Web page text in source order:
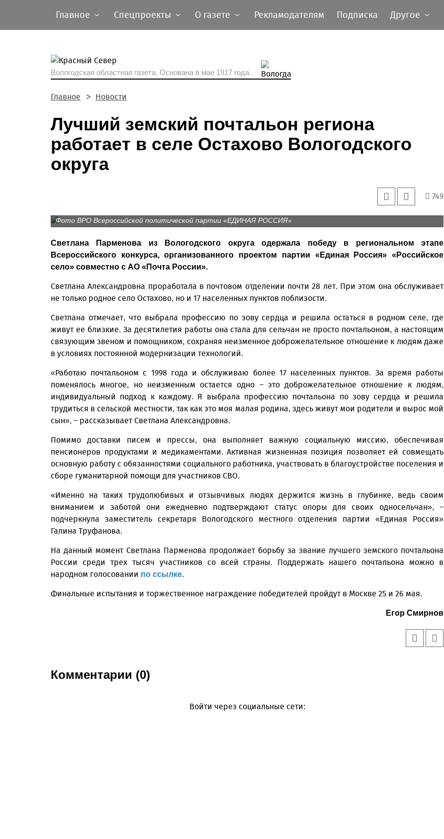
Главное Спецпроекты О газете Рекламодателям Подписка Другое
Вологодская областная газета. Основана в мае 1917 года.
Главное Новости
Лучший земский почтальон региона
работает в селе Остахово Вологодского
округа
749
Фото ВРО Всероссийской политической партии «ЕДИНАЯ РОССИЯ»
Светлана Парменова из Вологодского округа одержала победу в региональном этапе
Всероссийского конкурса, организованного проектом партии «Единая Россия» «Российское
село» совместно с АО «Почта России».
Светлана Александровна проработала в почтовом отделении почти 28 лет. При этом она обслуживает
не только родное село Остахово, но и 17 населенных пунктов поблизости.
Светлана отмечает, что выбрала профессию по зову сердца и решила остаться в родном селе, где
живут ее близкие. За десятилетия работы она стала для сельчан не просто почтальоном, а настоящим
связующим звеном и помощником, сохраняя неизменное доброжелательное отношение к людям даже
в условиях постоянной модернизации технологий.
«Работаю почтальоном с 1998 года и обслуживаю более 17 населенных пунктов. За время работы
поменялось многое, но неизменным остается одно – это доброжелательное отношение к людям,
индивидуальный подход к каждому. Я выбрала профессию почтальона по зову сердца и решила
трудиться в сельской местности, так как это моя малая родина, здесь живут мои родители и вырос мой
сын», – рассказывает Светлана Александровна.
Помимо доставки писем и прессы, она выполняет важную социальную миссию, обеспечивая
пенсионеров продуктами и медикаментами. Активная жизненная позиция позволяет ей совмещать
основную работу с обязанностями социального работника, участвовать в благоустройстве поселения и
сборе гуманитарной помощи для участников СВО.
«Именно на таких трудолюбивых и отзывчивых людях держится жизнь в глубинке, ведь своим
вниманием и заботой они ежедневно подтверждают статус опоры для своих односельчан», –
подчеркнула заместитель секретаря Вологодского местного отделения партии «Единая Россия»
Галина Труфанова.
На данный момент Светлана Парменова продолжает борьбу за звание лучшего земского почтальона
России среди трех тысяч участников со всей страны. Поддержать нашего почтальона можно в
народном голосовании по ссылке.
Финальные испытания и торжественное награждение победителей пройдут в Москве 25 и 26 мая.
Егор Смирнов
Комментарии (0)
Войти через социальные сети: